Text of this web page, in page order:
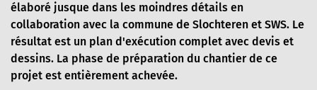
LES MACHINES POSTES VACANTS
NOUVELLES
élaboré jusque dans les moindres détails en
collaboration avec la commune de Slochteren et SWS. Le
résultat est un plan d'exécution complet avec devis et
dessins. La phase de préparation du chantier de ce
projet est entièrement achevée.